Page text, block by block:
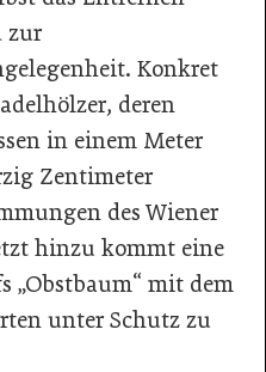
zur
Konkret
deren
in einem Meter
Zentimeter
des Wiener
hinzu kommt eine
„Obstbaum“ mit dem
unter Schutz zu